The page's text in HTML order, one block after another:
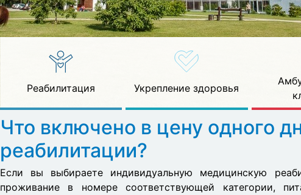
Реабилитация Укрепление здоровья
Что включено в цену одного
реабилитации?
Если вы выбираете индивидуальную медицинскую
проживание в номере соответствующей категории,